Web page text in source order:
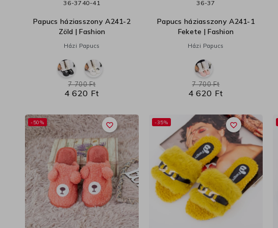
36-37 40-41
Papucs háziasszony A241-2
Zöld | Fashion
Házi Papucs
4 620 Ft
7 700 Ft
36-37
Papucs háziasszony A241-1
Fekete | Fashion
Házi Papucs
4 620 Ft
7 700 Ft
favorite_border
-50% favorite_border
-35%